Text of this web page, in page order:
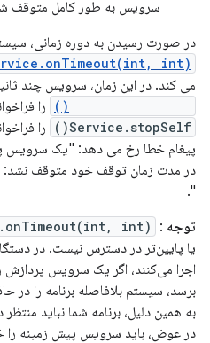
سرویس به طور کامل متوقف
در صورت رسیدن به دوره زمانی،
int)
می کند. در این زمان، سرویس چند
را
Service.stopSelf()
پیغام خطا رخ می دهد: "یک سرویس
در مدت زمان توقف خود متوقف نشد:
".
توجه :
int)
یا پایین‌تر در دسترس نیست. در
اجرا می‌کنند، اگر یک سرویس پردازش
برسد، سیستم بلافاصله برنامه را در
به همین دلیل، برنامه شما نباید
در عوض، باید سرویس پیش زمینه را